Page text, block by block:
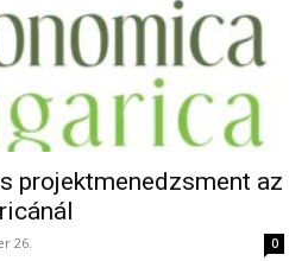
projektmenedzsment az
26. 0